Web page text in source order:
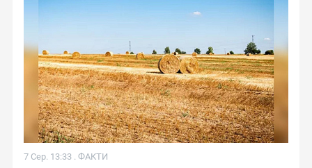
7 Сер. 13:33 . ФАКТИ